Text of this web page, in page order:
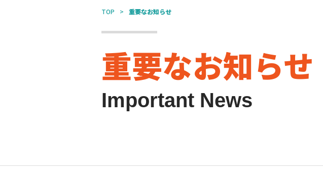
TOP 重要なお知らせ
重要なお知らせ
Important News